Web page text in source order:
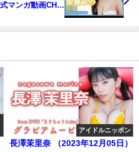
マンガ動画CH】
アイドルニッポン
長澤茉里奈 （2023年12月05日）